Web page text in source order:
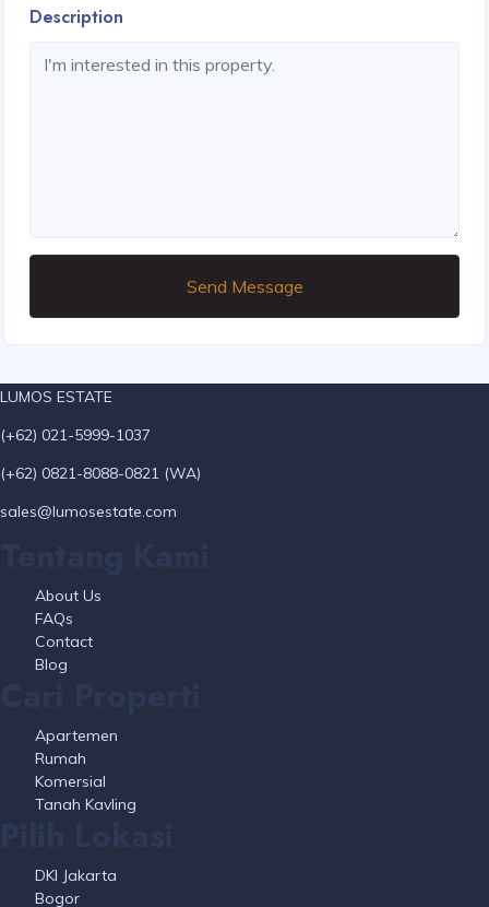
Description
Send Message
LUMOS ESTATE
(+62) 021-5999-1037
(+62) 0821-8088-0821 (WA)
sales@lumosestate.com
About Us
FAQs
Contact
Blog
Apartemen
Rumah
Komersial
Tanah Kavling
DKI Jakarta
Bogor